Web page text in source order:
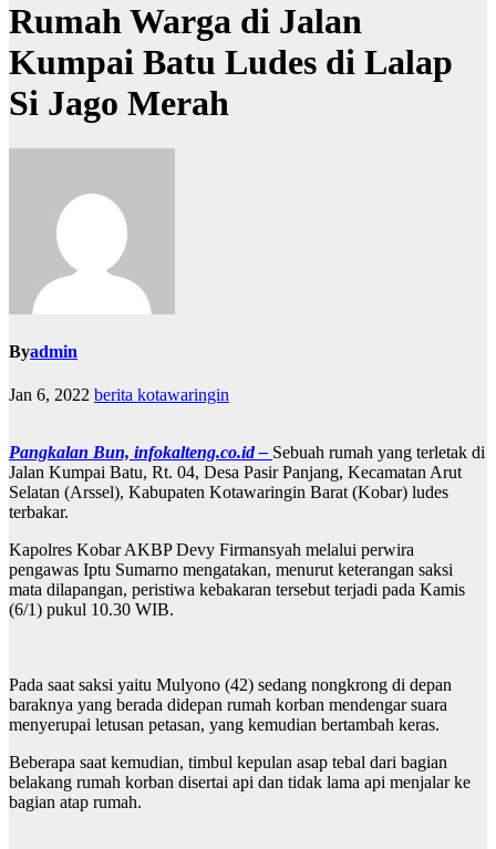
Rumah Warga di Jalan
Kumpai Batu Ludes di Lalap
Si Jago Merah
Byadmin
Jan 6, 2022 berita kotawaringin
Pangkalan Bun, infokalteng.co.id – Sebuah rumah yang terletak di
Jalan Kumpai Batu, Rt. 04, Desa Pasir Panjang, Kecamatan Arut
Selatan (Arssel), Kabupaten Kotawaringin Barat (Kobar) ludes
terbakar.
Kapolres Kobar AKBP Devy Firmansyah melalui perwira
pengawas Iptu Sumarno mengatakan, menurut keterangan saksi
mata dilapangan, peristiwa kebakaran tersebut terjadi pada Kamis
(6/1) pukul 10.30 WIB.
Pada saat saksi yaitu Mulyono (42) sedang nongkrong di depan
baraknya yang berada didepan rumah korban mendengar suara
menyerupai letusan petasan, yang kemudian bertambah keras.
Beberapa saat kemudian, timbul kepulan asap tebal dari bagian
belakang rumah korban disertai api dan tidak lama api menjalar ke
bagian atap rumah.